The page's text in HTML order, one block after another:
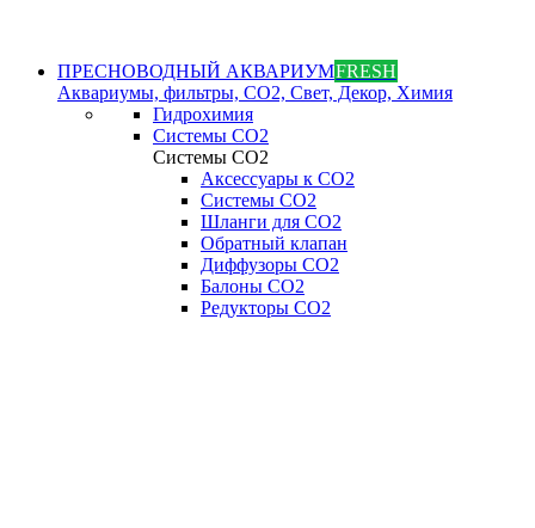
ПРЕСНОВОДНЫЙ АКВАРИУМFRESH
Аквариумы, фильтры, СО2, Свет, Декор, Химия
Гидрохимия
Системы СО2
Системы СО2
Аксессуары к СО2
Системы СО2
Шланги для CO2
Обратный клапан
Диффузоры СO2
Балоны CO2
Редукторы CO2